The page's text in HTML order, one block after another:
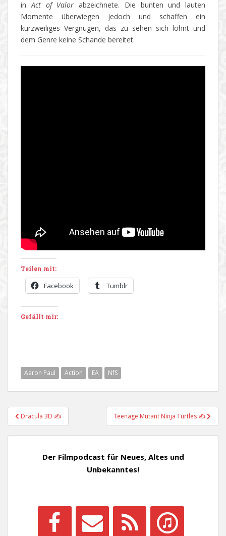
in Act of Valor abzeichnete. Die bunten und lauten
Momente überwiegen jedoch und schaffen ein
kurzweiliges Vergnügen, das zu sehen sich lohnt und
dem Genre keine Schande bereitet.
Teilen mit:
Facebook Tumblr
Gefällt mir:
Aaron Paul Action EA NfS
Beitragsnavigation
Dracula 3D ✍ Teenage Mutant Ninja Turtles ✍
Der Filmpodcast für Neues, Altes und
Unbekanntes!